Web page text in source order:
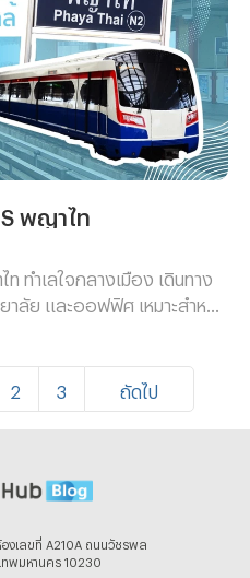
พญาไท
ทำเลใจกลางเมือง เดินทาง
ลัย และออฟฟิศ เหมาะสำหรับ
ในย่านพญาไท
2 3 ถัดไป
งเลขที่ A210A ถนนวัชรพล
ทพมหานคร 10230